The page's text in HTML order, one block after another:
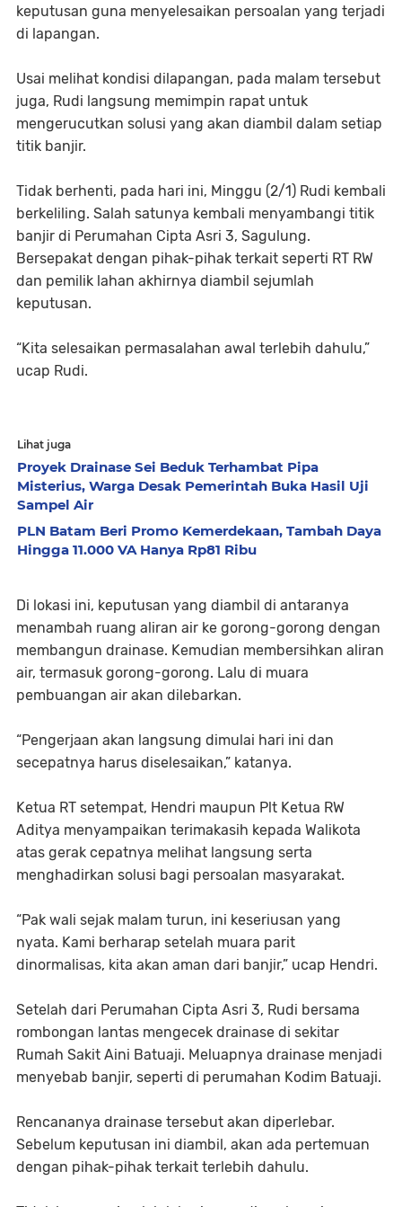
keputusan guna menyelesaikan persoalan yang terjadi
di lapangan.
Usai melihat kondisi dilapangan, pada malam tersebut
juga, Rudi langsung memimpin rapat untuk
mengerucutkan solusi yang akan diambil dalam setiap
titik banjir.
Tidak berhenti, pada hari ini, Minggu (2/1) Rudi kembali
berkeliling. Salah satunya kembali menyambangi titik
banjir di Perumahan Cipta Asri 3, Sagulung.
Bersepakat dengan pihak-pihak terkait seperti RT RW
dan pemilik lahan akhirnya diambil sejumlah
keputusan.
“Kita selesaikan permasalahan awal terlebih dahulu,”
ucap Rudi.
Lihat juga
Proyek Drainase Sei Beduk Terhambat Pipa
Misterius, Warga Desak Pemerintah Buka Hasil Uji
Sampel Air
PLN Batam Beri Promo Kemerdekaan, Tambah Daya
Hingga 11.000 VA Hanya Rp81 Ribu
Di lokasi ini, keputusan yang diambil di antaranya
menambah ruang aliran air ke gorong-gorong dengan
membangun drainase. Kemudian membersihkan aliran
air, termasuk gorong-gorong. Lalu di muara
pembuangan air akan dilebarkan.
“Pengerjaan akan langsung dimulai hari ini dan
secepatnya harus diselesaikan,” katanya.
Ketua RT setempat, Hendri maupun Plt Ketua RW
Aditya menyampaikan terimakasih kepada Walikota
atas gerak cepatnya melihat langsung serta
menghadirkan solusi bagi persoalan masyarakat.
“Pak wali sejak malam turun, ini keseriusan yang
nyata. Kami berharap setelah muara parit
dinormalisas, kita akan aman dari banjir,” ucap Hendri.
Setelah dari Perumahan Cipta Asri 3, Rudi bersama
rombongan lantas mengecek drainase di sekitar
Rumah Sakit Aini Batuaji. Meluapnya drainase menjadi
menyebab banjir, seperti di perumahan Kodim Batuaji.
Rencananya drainase tersebut akan diperlebar.
Sebelum keputusan ini diambil, akan ada pertemuan
dengan pihak-pihak terkait terlebih dahulu.